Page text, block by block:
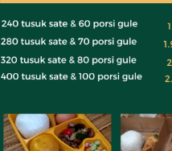
0823 1246
6713